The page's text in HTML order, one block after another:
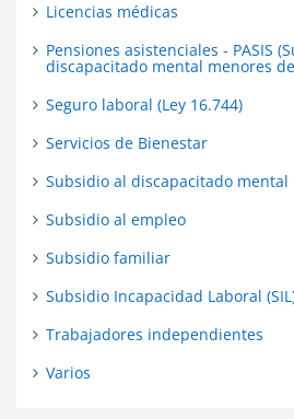
Licencias médicas
Pensiones asistenciales - PASIS
discapacitado mental menores
Seguro laboral (Ley 16.744)
Servicios de Bienestar
Subsidio al discapacitado mental
Subsidio al empleo
Subsidio familiar
Subsidio Incapacidad Laboral
Trabajadores independientes
Varios